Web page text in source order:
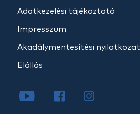
Adatkezelési tájékoztató
Impresszum
Akadálymentesítési nyilatkozat
Elállás